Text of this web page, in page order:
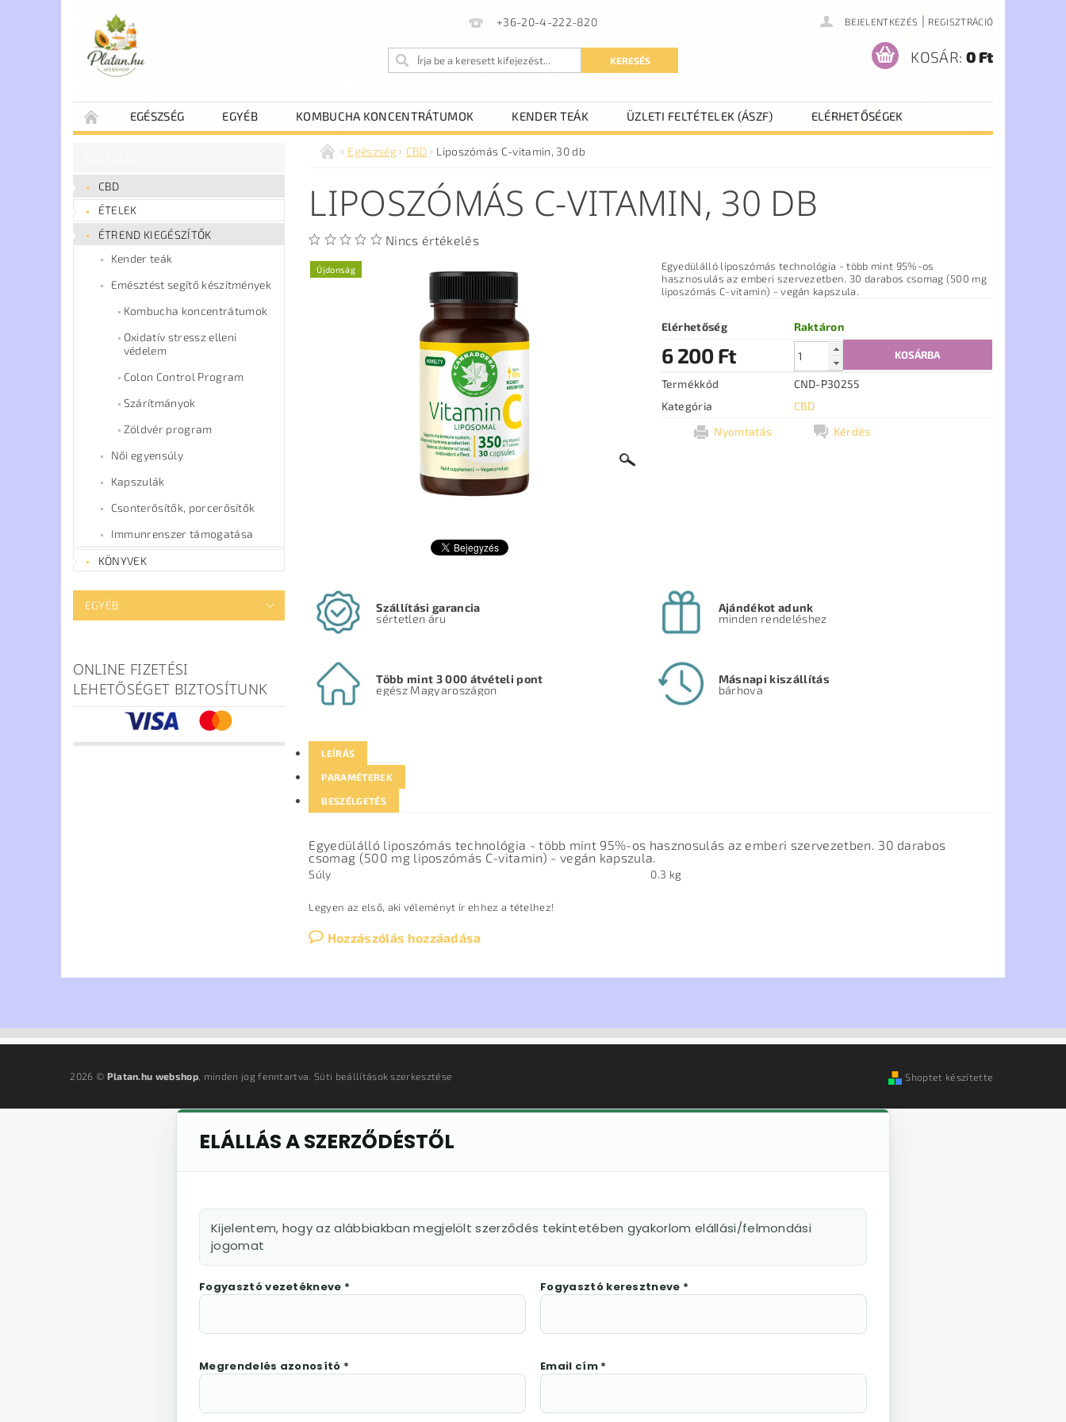
+36-20-4-222-820 BEJELENTKEZÉS | REGISZTRÁCIÓ
KOSÁR: 0 Ft
EGÉSZSÉG EGYÉB KOMBUCHA KONCENTRÁTUMOK KENDER TEÁK ÜZLETI FELTÉTELEK (ÁSZF) ELÉRHETŐSÉGEK
CBD
ÉTELEK
ÉTREND KIEGÉSZÍTŐK
Kender teák
Emésztést segítő készítmények
Kombucha koncentrátumok
Oxidatív stressz elleni
védelem
Colon Control Program
Szárítmányok
Zöldvér program
Női egyensúly
Kapszulák
Csonterősítők, porcerősítők
Immunrenszer támogatása
KÖNYVEK
EGYÉB
ONLINE FIZETÉSI
LEHETŐSÉGET BIZTOSÍTUNK
Egészség CBD Liposzómás C-vitamin, 30 db
LIPOSZÓMÁS C-VITAMIN, 30 DB
Nincs értékelés
Újdonság
Egyedülálló liposzómás technológia - több mint 95%-os
hasznosulás az emberi szervezetben. 30 darabos csomag (500 mg
liposzómás C-vitamin) - vegán kapszula.
Elérhetőség Raktáron
6 200 Ft
Termékkód
CND-P30255
Kategória
CBD
Nyomtatás
Kérdés
Szállítási garancia
sértetlen áru
Ajándékot adunk
minden rendeléshez
Több mint 3 000 átvételi pont
egész Magyaroszágon
Másnapi kiszállítás
bárhova
LEÍRÁS
PARAMÉTEREK
BESZÉLGETÉS
Egyedülálló liposzómás technológia - több mint 95%-os hasznosulás az emberi szervezetben. 30 darabos
csomag (500 mg liposzómás C-vitamin) - vegán kapszula.
Súly 0.3 kg
Legyen az első, aki véleményt ír ehhez a tételhez!
Hozzászólás hozzáadása
2026 © Platan.hu webshop, minden jog fenntartva.Süti beállítások szerkesztése Shoptet készítette
ELÁLLÁS A SZERZŐDÉSTŐL
Kijelentem, hogy az alábbiakban megjelölt szerződés tekintetében gyakorlom elállási/felmondási
jogomat
Fogyasztó vezetékneve * Fogyasztó keresztneve *
Megrendelés azonosító * Email cím *